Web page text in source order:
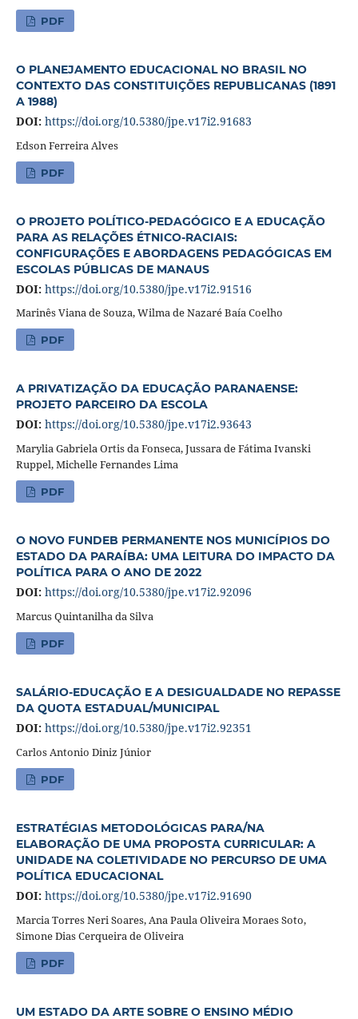
PDF
O PLANEJAMENTO EDUCACIONAL NO BRASIL NO
CONTEXTO DAS CONSTITUIÇÕES REPUBLICANAS (1891
A 1988)
DOI: https://doi.org/10.5380/jpe.v17i2.91683
Edson Ferreira Alves
PDF
O PROJETO POLÍTICO-PEDAGÓGICO E A EDUCAÇÃO
PARA AS RELAÇÕES ÉTNICO-RACIAIS:
CONFIGURAÇÕES E ABORDAGENS PEDAGÓGICAS EM
ESCOLAS PÚBLICAS DE MANAUS
DOI: https://doi.org/10.5380/jpe.v17i2.91516
Marinês Viana de Souza, Wilma de Nazaré Baía Coelho
PDF
A PRIVATIZAÇÃO DA EDUCAÇÃO PARANAENSE:
PROJETO PARCEIRO DA ESCOLA
DOI: https://doi.org/10.5380/jpe.v17i2.93643
Marylia Gabriela Ortis da Fonseca, Jussara de Fátima Ivanski
Ruppel, Michelle Fernandes Lima
PDF
O NOVO FUNDEB PERMANENTE NOS MUNICÍPIOS DO
ESTADO DA PARAÍBA: UMA LEITURA DO IMPACTO DA
POLÍTICA PARA O ANO DE 2022
DOI: https://doi.org/10.5380/jpe.v17i2.92096
Marcus Quintanilha da Silva
PDF
SALÁRIO-EDUCAÇÃO E A DESIGUALDADE NO REPASSE
DA QUOTA ESTADUAL/MUNICIPAL
DOI: https://doi.org/10.5380/jpe.v17i2.92351
Carlos Antonio Diniz Júnior
PDF
ESTRATÉGIAS METODOLÓGICAS PARA/NA
ELABORAÇÃO DE UMA PROPOSTA CURRICULAR: A
UNIDADE NA COLETIVIDADE NO PERCURSO DE UMA
POLÍTICA EDUCACIONAL
DOI: https://doi.org/10.5380/jpe.v17i2.91690
Marcia Torres Neri Soares, Ana Paula Oliveira Moraes Soto,
Simone Dias Cerqueira de Oliveira
PDF
UM ESTADO DA ARTE SOBRE O ENSINO MÉDIO